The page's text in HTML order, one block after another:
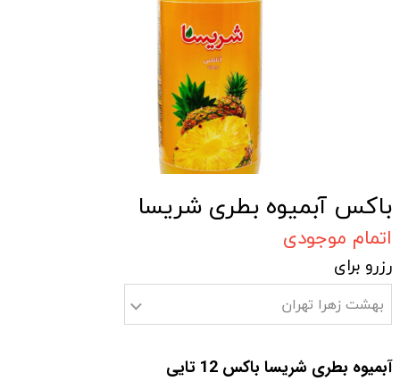
باکس آبمیوه بطری شریسا
اتمام موجودی
آبمیوه بطری شریسا باکس 12 تایی
رزرو برای
بهشت زهرا تهران